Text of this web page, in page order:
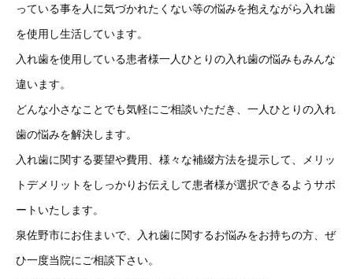
っている事を人に気づかれたくない等の悩みを抱えながら入れ歯
を使用し生活しています。
入れ歯を使用している患者様一人ひとりの入れ歯の悩みもみんな
違います。
どんな小さなことでも気軽にご相談いただき、一人ひとりの入れ
歯の悩みを解決します。
入れ歯に関する要望や費用、様々な補綴方法を提示して、メリッ
トデメリットをしっかりお伝えして患者様が選択できるようサポ
ートいたします。
泉佐野市にお住まいで、入れ歯に関するお悩みをお持ちの方、ぜ
ひ一度当院にご相談下さい。